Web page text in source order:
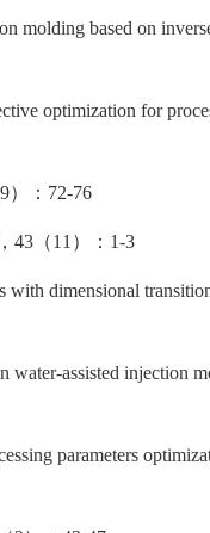
based on
optimization for
9）： 72-76
， 43 （11 ）： 1-3
dimensional
assisted injection
parameters